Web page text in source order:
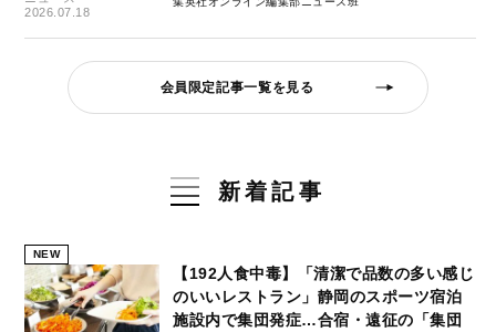
2026.07.18
会員限定記事一覧を見る
新着記事
NEW
【192人食中毒】「清潔で品数の多い感じ
のいいレストラン」静岡のスポーツ宿泊
施設内で集団発症…合宿・遠征の「集団